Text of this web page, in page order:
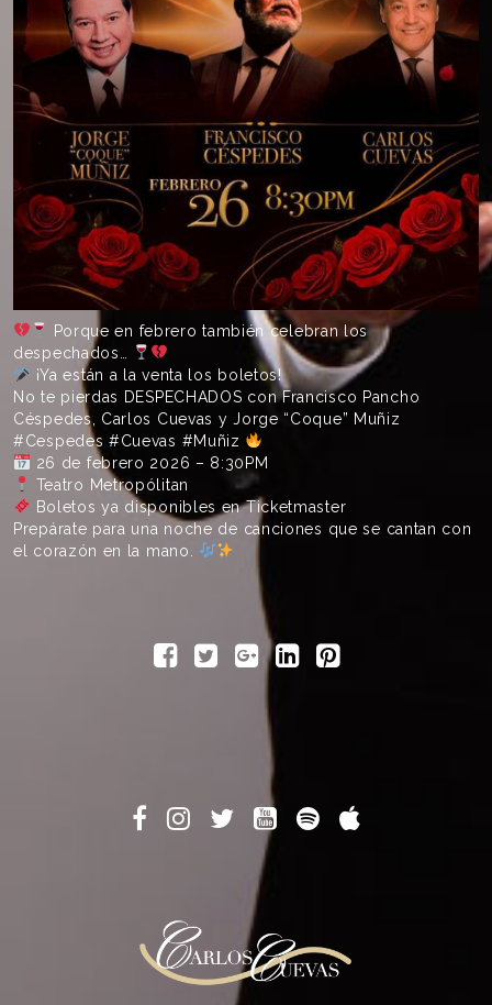
Porque en febrero también celebran los
despechados…
¡Ya están a la venta los boletos!
No te pierdas DESPECHADOS con Francisco Pancho
Céspedes, Carlos Cuevas y Jorge “Coque” Muñiz
#Cespedes #Cuevas #Muñiz
26 de febrero 2026 – 8:30PM
Teatro Metropólitan
Boletos ya disponibles en Ticketmaster
Prepárate para una noche de canciones que se cantan con
el corazón en la mano.